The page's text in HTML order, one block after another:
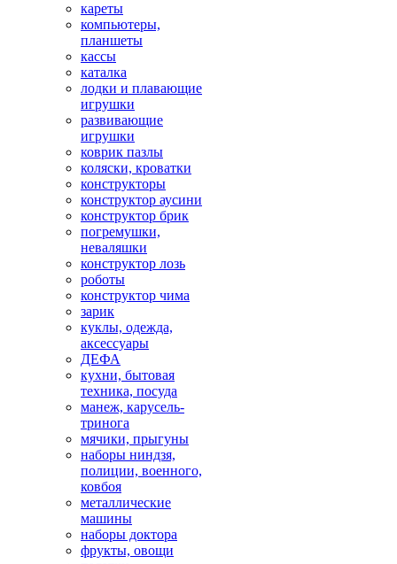
кареты
компьютеры,
планшеты
кассы
каталка
лодки и плавающие
игрушки
развивающие
игрушки
коврик пазлы
коляски, кроватки
конструкторы
конструктор аусини
конструктор брик
погремушки,
неваляшки
конструктор лозь
роботы
конструктор чима
зарик
куклы, одежда,
аксессуары
ДЕФА
кухни, бытовая
техника, посуда
манеж, карусель-
тринога
мячики, прыгуны
наборы ниндзя,
полиции, военного,
ковбоя
металлические
машины
наборы доктора
фрукты, овощи